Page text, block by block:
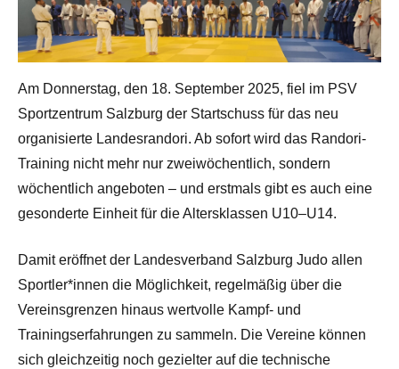
Am Donnerstag, den 18. September 2025, fiel im PSV
Sportzentrum Salzburg der Startschuss für das neu
organisierte Landesrandori. Ab sofort wird das Randori-
Training nicht mehr nur zweiwöchentlich, sondern
wöchentlich angeboten – und erstmals gibt es auch eine
gesonderte Einheit für die Altersklassen U10–U14.
Damit eröffnet der Landesverband Salzburg Judo allen
Sportler*innen die Möglichkeit, regelmäßig über die
Vereinsgrenzen hinaus wertvolle Kampf- und
Trainingserfahrungen zu sammeln. Die Vereine können
sich gleichzeitig noch gezielter auf die technische